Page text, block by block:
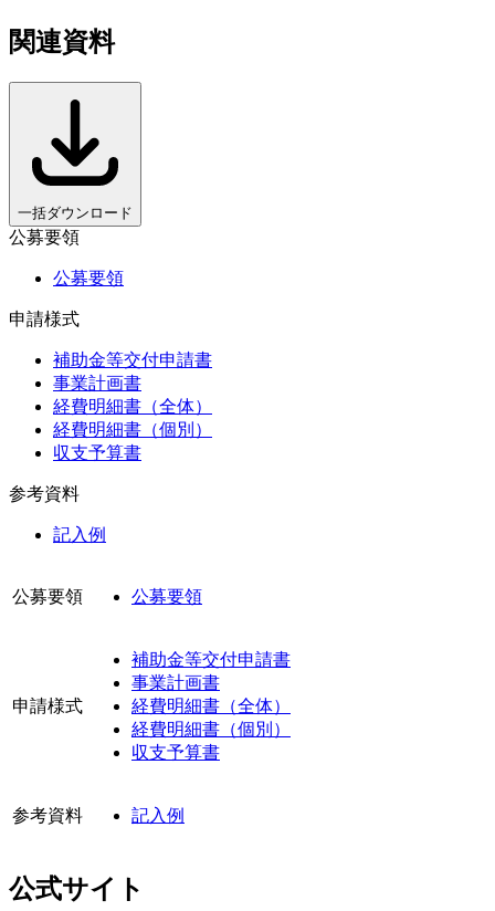
関連資料
一括ダウンロード
公募要領
公募要領
申請様式
補助金等交付申請書
事業計画書
経費明細書（全体）
経費明細書（個別）
収支予算書
参考資料
記入例
公募要領 公募要領
申請様式
補助金等交付申請書
事業計画書
経費明細書（全体）
経費明細書（個別）
収支予算書
参考資料 記入例
公式サイト